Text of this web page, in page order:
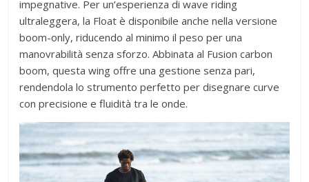
impegnative. Per un’esperienza di wave riding
ultraleggera, la Float è disponibile anche nella versione
boom-only, riducendo al minimo il peso per una
manovrabilità senza sforzo. Abbinata al Fusion carbon
boom, questa wing offre una gestione senza pari,
rendendola lo strumento perfetto per disegnare curve
con precisione e fluidità tra le onde.